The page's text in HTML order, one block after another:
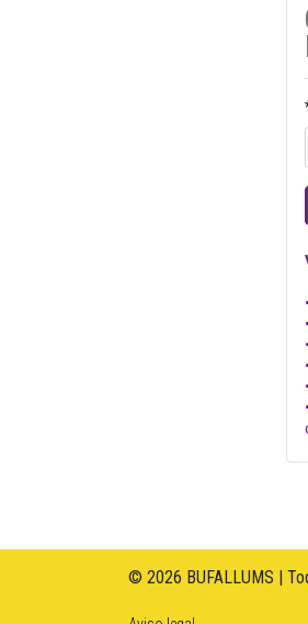
© 2026 BUFALLUMS |